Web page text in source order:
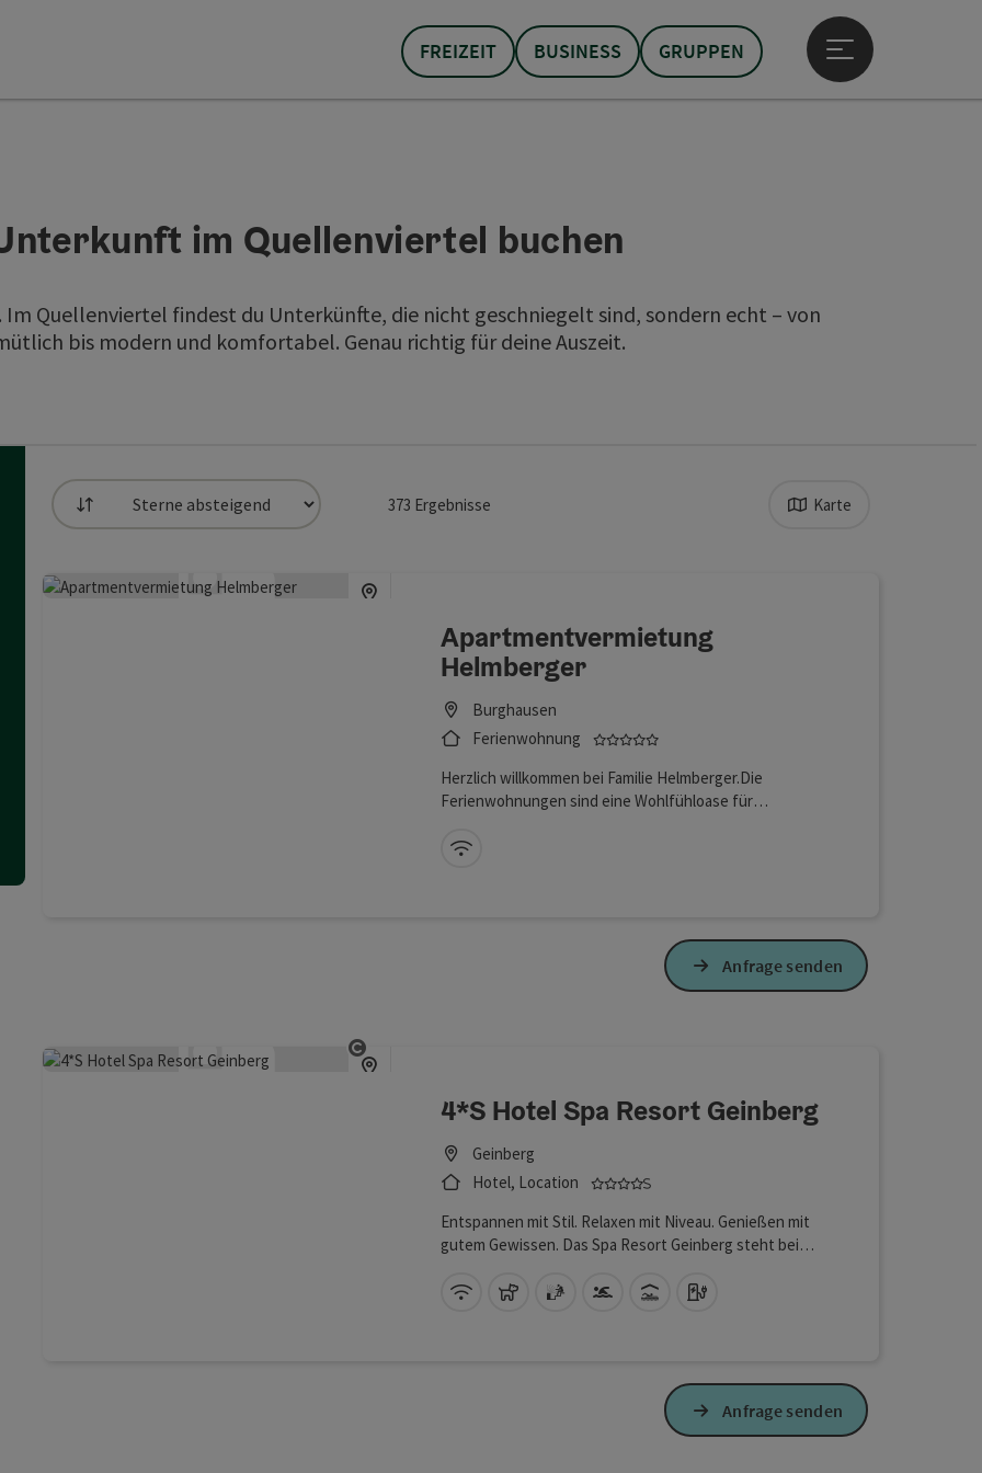
FREIZEIT BUSINESS GRUPPEN
Hauptmenü öffnen
im Quellenviertel buchen
Quellenviertel findest du Unterkünfte, die nicht geschniegelt sind, sondern echt – von
bis modern und komfortabel. Genau richtig für deine Auszeit.
die Liste stehen Filter zur Verfügung mit denen die Auswahl verfeinert werden kann. Die Ergebnisse in der Liste werden
Sortierung 373 Ergebnisse Karte
Apartmentvermietung
Helmberger
Burghausen
Ferienwohnung
5 Sterne - geprüfter und ausgezeichneter
Herzlich willkommen bei Familie Helmberger.Die
Ferienwohnungen sind eine Wohlfühloase für
Wärme, Ausstrahlung und viele Pflanzen machen Ihren
W-Lan (kostenlos)
Anfrage senden
4*S Hotel Spa Resort Geinberg
Geinberg
Hotel, Location
4 Sterne Superior - geprüfter und
Entspannen mit Stil. Relaxen mit Niveau. Genießen mit
gutem Gewissen. Das Spa Resort Geinberg steht bei
einen kleinen CO2-Abdruck hinterlassen wollen.
Geborgenheit im 4*S Hotel, mit 192 hochwertig
ausgestatteten und emissionsfrei klimatisierten
Zimmern - alle ausgestattet mit Balkon oder
W-Lan (kostenlos)
Haustiere erlaubt
Sauna Swimmingpool
Hallenbad
Anfrage senden